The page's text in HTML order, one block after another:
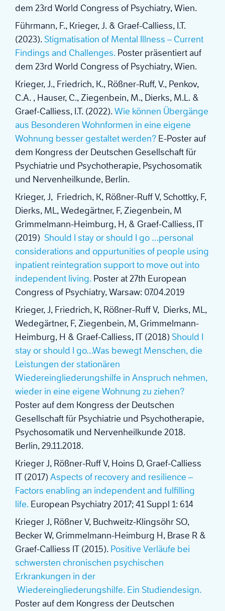
dem 23rd World Congress of Psychiatry, Wien.
Führmann, F., Krieger, J. & Graef-Calliess, I.T.
(2023). Stigmatisation of Mental Illness – Current
Findings and Challenges. Poster präsentiert auf
dem 23rd World Congress of Psychiatry, Wien.
Krieger, J., Friedrich, K., Rößner-Ruff, V., Penkov,
C.A. , Hauser, C., Ziegenbein, M., Dierks, M.L. &
Graef-Calliess, I.T. (2022). Wie können Übergänge
aus Besonderen Wohnformen in eine eigene
Wohnung besser gestaltet werden? E-Poster auf
dem Kongress der Deutschen Gesellschaft für
Psychiatrie und Psychotherapie, Psychosomatik
und Nervenheilkunde, Berlin.
Krieger, J, Friedrich, K, Rößner-Ruff V, Schottky, F,
Dierks, ML, Wedegärtner, F, Ziegenbein, M
Grimmelmann-Heimburg, H, & Graef-Calliess, IT
(2019) Should I stay or should I go …personal
considerations and oppurtunities of people using
inpatient reintegration support to move out into
independent living. Poster at 27th European
Congress of Psychiatry, Warsaw: 07.04.2019
Krieger, J, Friedrich, K, Rößner-Ruff V, Dierks, ML,
Wedegärtner, F, Ziegenbein, M, Grimmelmann-
Heimburg, H & Graef-Calliess, IT (2018) Should I
stay or should I go…Was bewegt Menschen, die
Leistungen der stationären
Wiedereingliederungshilfe in Anspruch nehmen,
wieder in eine eigene Wohnung zu ziehen?
Poster auf dem Kongress der Deutschen
Gesellschaft für Psychiatrie und Psychotherapie,
Psychosomatik und Nervenheilkunde 2018.
Berlin, 29.11.2018.
Krieger J, Rößner-Ruff V, Hoins D, Graef-Calliess
IT (2017) Aspects of recovery and resilience –
Factors enabling an independent and fulfilling
life. European Psychiatry 2017; 41 Suppl 1: 614
Krieger J, Rößner V, Buchweitz-Klingsöhr SO,
Becker W, Grimmelmann-Heimburg H, Brase R &
Graef-Calliess IT (2015). Positive Verläufe bei
schwersten chronischen psychischen
Erkrankungen in der
Wiedereingliederungshilfe. Ein Studiendesign.
Poster auf dem Kongress der Deutschen